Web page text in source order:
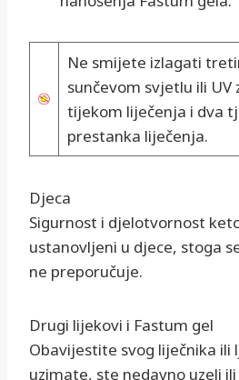
Ne smijete izlagati
sunčevom svjetlu ili UV
tijekom liječenja i dva
prestanka liječenja.
Djeca
Sigurnost i djelotvornost
ustanovljeni u djece, stoga
ne preporučuje.
Drugi lijekovi i Fastum gel
Obavijestite svog liječnika ili
uzimate, ste nedavno uzeli